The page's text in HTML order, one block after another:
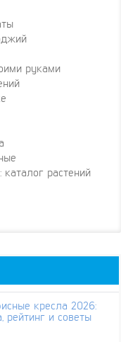
руками
растений
кресла 2026:
рейтинг и советы